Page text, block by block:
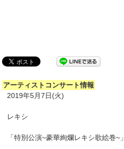
アーティストコンサート情報
2019年5月7日(火)
レキシ
「特別公演~豪華絢爛レキシ歌絵巻~」